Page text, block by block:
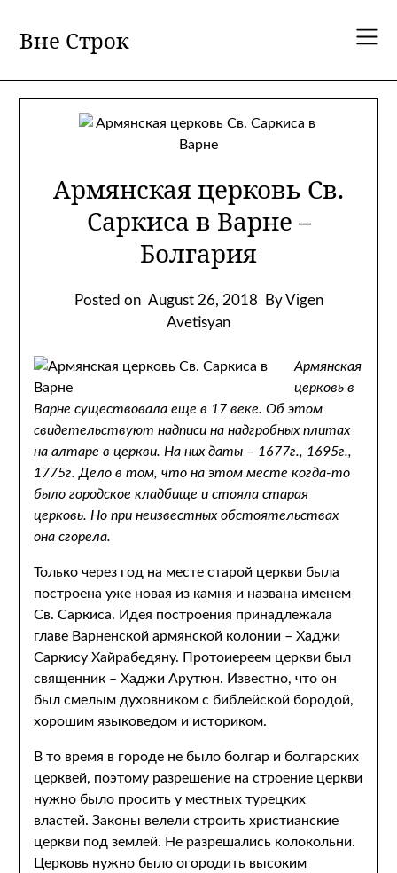
content
Вне Строк
Армянская церковь Св.
Саркиса в Варне –
Болгария
Posted on August 26, 2018
By Vigen
Avetisyan
Армянская
церковь в
Варне существовала еще в 17 веке. Об этом
свидетельствуют надписи на надгробных плитах
на алтаре в церкви. На них даты – 1677г., 1695г.,
1775г. Дело в том, что на этом месте когда-то
было городское кладбище и стояла старая
церковь. Но при неизвестных обстоятельствах
она сгорела.
Только через год на месте старой церкви была
построена уже новая из камня и названа именем
Св. Саркиса. Идея построения принадлежала
главе Варненской армянской колонии – Хаджи
Саркису Хайрабедяну. Протоиереем церкви был
священник – Хаджи Арутюн. Известно, что он
был смелым духовником с библейской бородой,
хорошим языковедом и историком.
В то время в городе не было болгар и болгарских
церквей, поэтому разрешение на строение церкви
нужно было просить у местных турецких
властей. Законы велели строить христианские
церкви под землей. Не разрешались колокольни.
Церковь нужно было огородить высоким